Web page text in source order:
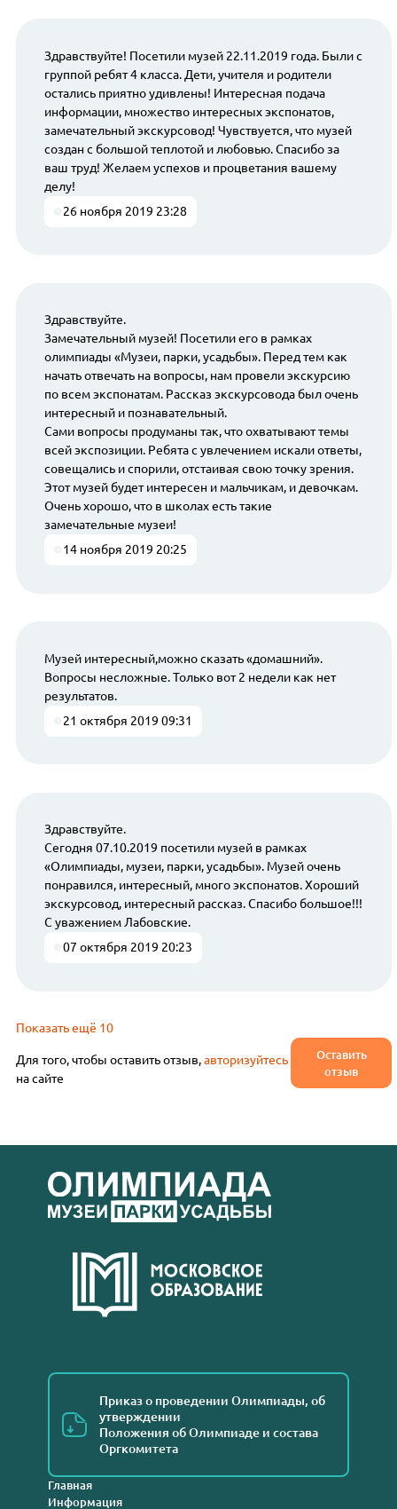
Здравствуйте! Посетили музей 22.11.2019 года. Были с
группой ребят 4 класса. Дети, учителя и родители
остались приятно удивлены! Интересная подача
информации, множество интересных экспонатов,
замечательный экскурсовод! Чувствуется, что музей
создан с большой теплотой и любовью. Спасибо за
ваш труд! Желаем успехов и процветания вашему
делу!
26 ноября 2019 23:28
Здравствуйте.
Замечательный музей! Посетили его в рамках
олимпиады «Музеи, парки, усадьбы». Перед тем как
начать отвечать на вопросы, нам провели экскурсию
по всем экспонатам. Рассказ экскурсовода был очень
интересный и познавательный.
Сами вопросы продуманы так, что охватывают темы
всей экспозиции. Ребята с увлечением искали ответы,
совещались и спорили, отстаивая свою точку зрения.
Этот музей будет интересен и мальчикам, и девочкам.
Очень хорошо, что в школах есть такие
замечательные музеи!
14 ноября 2019 20:25
Музей интересный,можно сказать «домашний».
Вопросы несложные. Только вот 2 недели как нет
результатов.
21 октября 2019 09:31
Здравствуйте.
Сегодня 07.10.2019 посетили музей в рамках
«Олимпиады, музеи, парки, усадьбы». Музей очень
понравился, интересный, много экспонатов. Хороший
экскурсовод, интересный рассказ. Спасибо большое!!!
С уважением Лабовские.
07 октября 2019 20:23
Показать ещё 10
Для того, чтобы оставить отзыв,авторизуйтесь
на сайте
Оставить
отзыв
Приказ о проведении Олимпиады, об
утверждении
Положения об Олимпиаде и состава
Оргкомитета
Главная
Информация